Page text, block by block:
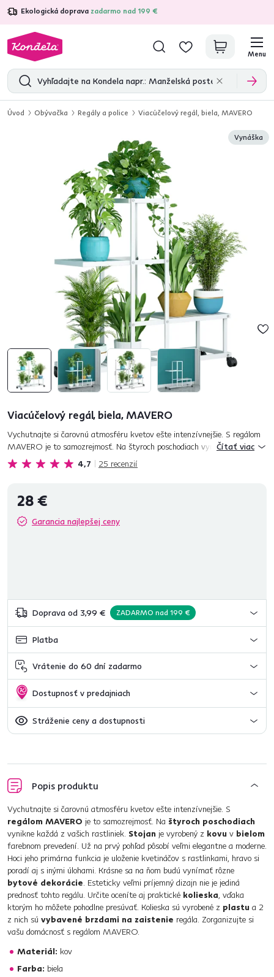
Ekologická doprava zadarmo nad 199 €
4,7 31 333overených produktových recenzií
Menu
Úvod Obývačka Regály a police Viacúčelový regál, biela, MAVERO
Vynáška
Viacúčelový regál, biela, MAVERO
4,7 25 recenzií
Vychutnajte si čarovnú atmosféru kvetov ešte intenzívnejšie. S regálom
MAVERO je to samozrejmosť. Na štyroch poschodiach vynikne každá z
vašich rastliniek. Stojan je vyrobený z kovu v bielom farebn...
Čítať viac
28 €
Garancia najlepšej ceny
Doprava od 3,99 € ZADARMO nad 199 €
Platba
Vrátenie do 60 dní zadarmo
Dostupnosť v predajniach
Stráženie ceny a dostupnosti
Popis produktu
Vychutnajte si čarovnú atmosféru kvetov ešte intenzívnejšie. S
regálom MAVERO je to samozrejmosť. Na štyroch poschodiach
vynikne každá z vašich rastliniek. Stojan je vyrobený z kovu v bielom
farebnom prevedení. Už na prvý pohľad pôsobí veľmi elegantne a moderne.
Hoci jeho primárna funkcia je uloženie kvetináčov s rastlinkami, hravo si
poradí aj s inými úlohami. Krásne sa na ňom budú vynímať rôzne
bytové dekorácie. Esteticky veľmi príjemný dizajn nie je jediná
prednosť tohto regálu. Určite oceníte aj praktické kolieska, vďaka
ktorým ho môžete pohodlne presúvať. Kolieska sú vyrobené z plastu a 2
z nich sú vybavené brzdami na zaistenie regála. Zorganizujte si
vašu domácnosť s regálom MAVERO.
Materiál: kov
Farba: biela